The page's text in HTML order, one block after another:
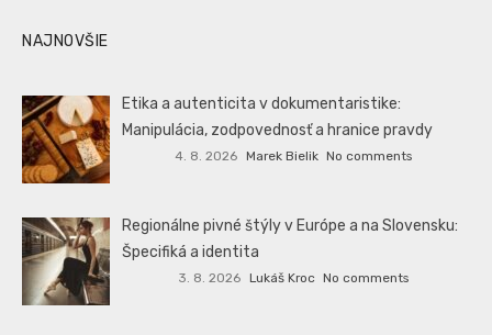
NAJNOVŠIE
Etika a autenticita v dokumentaristike:
Manipulácia, zodpovednosť a hranice pravdy
4. 8. 2026 Marek Bielik No comments
Regionálne pivné štýly v Európe a na Slovensku:
Špecifiká a identita
3. 8. 2026 Lukáš Kroc No comments